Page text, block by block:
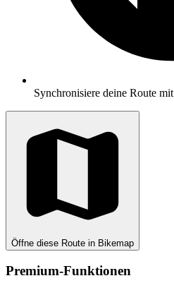
Synchronisiere deine Route mit
Öffne diese Route in Bikemap
Premium-Funktionen